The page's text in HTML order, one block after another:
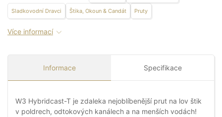
Sladkovodní Dravci Štika, Okoun & Candát Pruty
Více informací
Informace Specifikace
W3 Hybridcast-T je zdaleka nejoblíbenější prut na lov štik
v poldrech, odtokových kanálech a na menších vodách!